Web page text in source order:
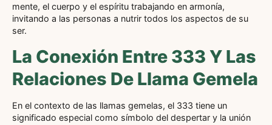
mente, el cuerpo y el espíritu trabajando en armonía,
invitando a las personas a nutrir todos los aspectos de su
ser.
La Conexión Entre 333 Y Las
Relaciones De Llama Gemela
En el contexto de las llamas gemelas, el 333 tiene un
significado especial como símbolo del despertar y la unión